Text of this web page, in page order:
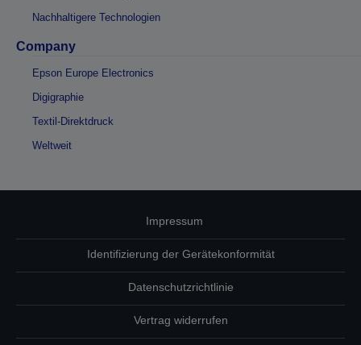
Nachhaltigere Technologien
Company
Epson Europe Electronics
Digigraphie
Textil-Direktdruck
Weltweit
Impressum
Identifizierung der Gerätekonformität
Datenschutzrichtlinie
Vertrag widerrufen